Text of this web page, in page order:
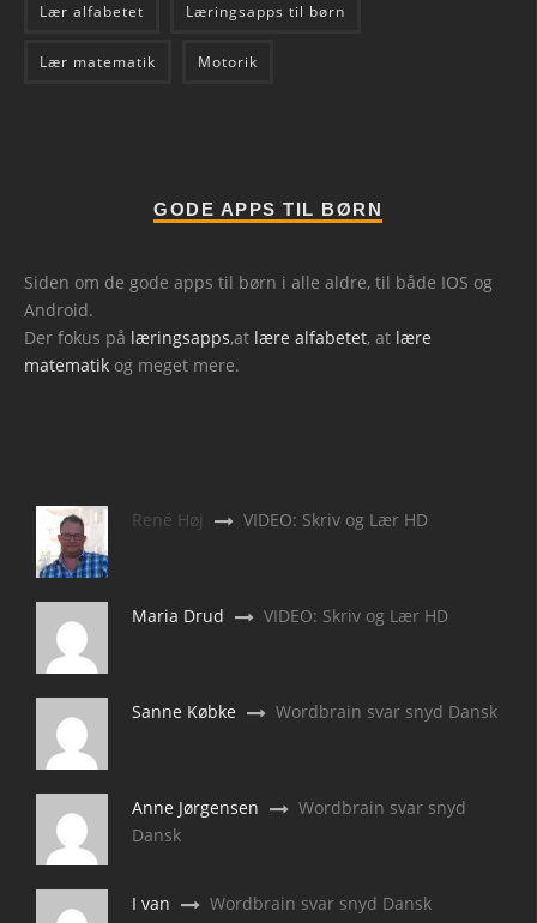
Lær alfabetet Læringsapps til børn
Lær matematik Motorik
GODE APPS TIL BØRN
Siden om de gode apps til børn i alle aldre, til både IOS og
Android.
Der fokus på læringsapps,at lære alfabetet, at lære
matematik og meget mere.
René Høj VIDEO: Skriv og Lær HD
Maria Drud VIDEO: Skriv og Lær HD
Sanne Købke Wordbrain svar snyd Dansk
Anne Jørgensen
Wordbrain svar snyd
Dansk
I van Wordbrain svar snyd Dansk